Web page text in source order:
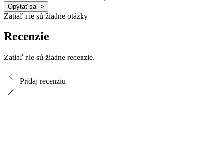
Opýtať sa ->
Zatiaľ nie sú žiadne otázky
Recenzie
Zatiaľ nie sú žiadne recenzie.
Pridaj recenziu